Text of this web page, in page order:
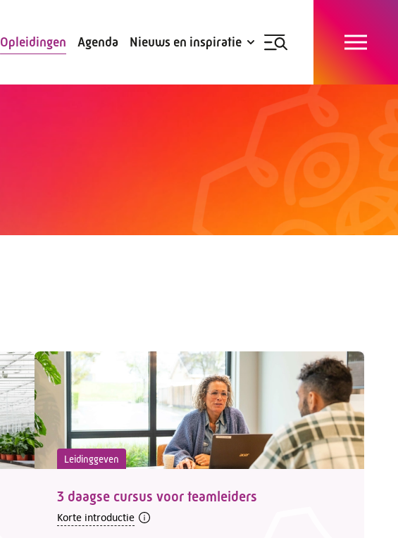
Opleidingen Agenda Nieuws en inspiratie
Nieuwsbrief
Leidinggeven
3 daagse cursus voor teamleiders
Korte introductie